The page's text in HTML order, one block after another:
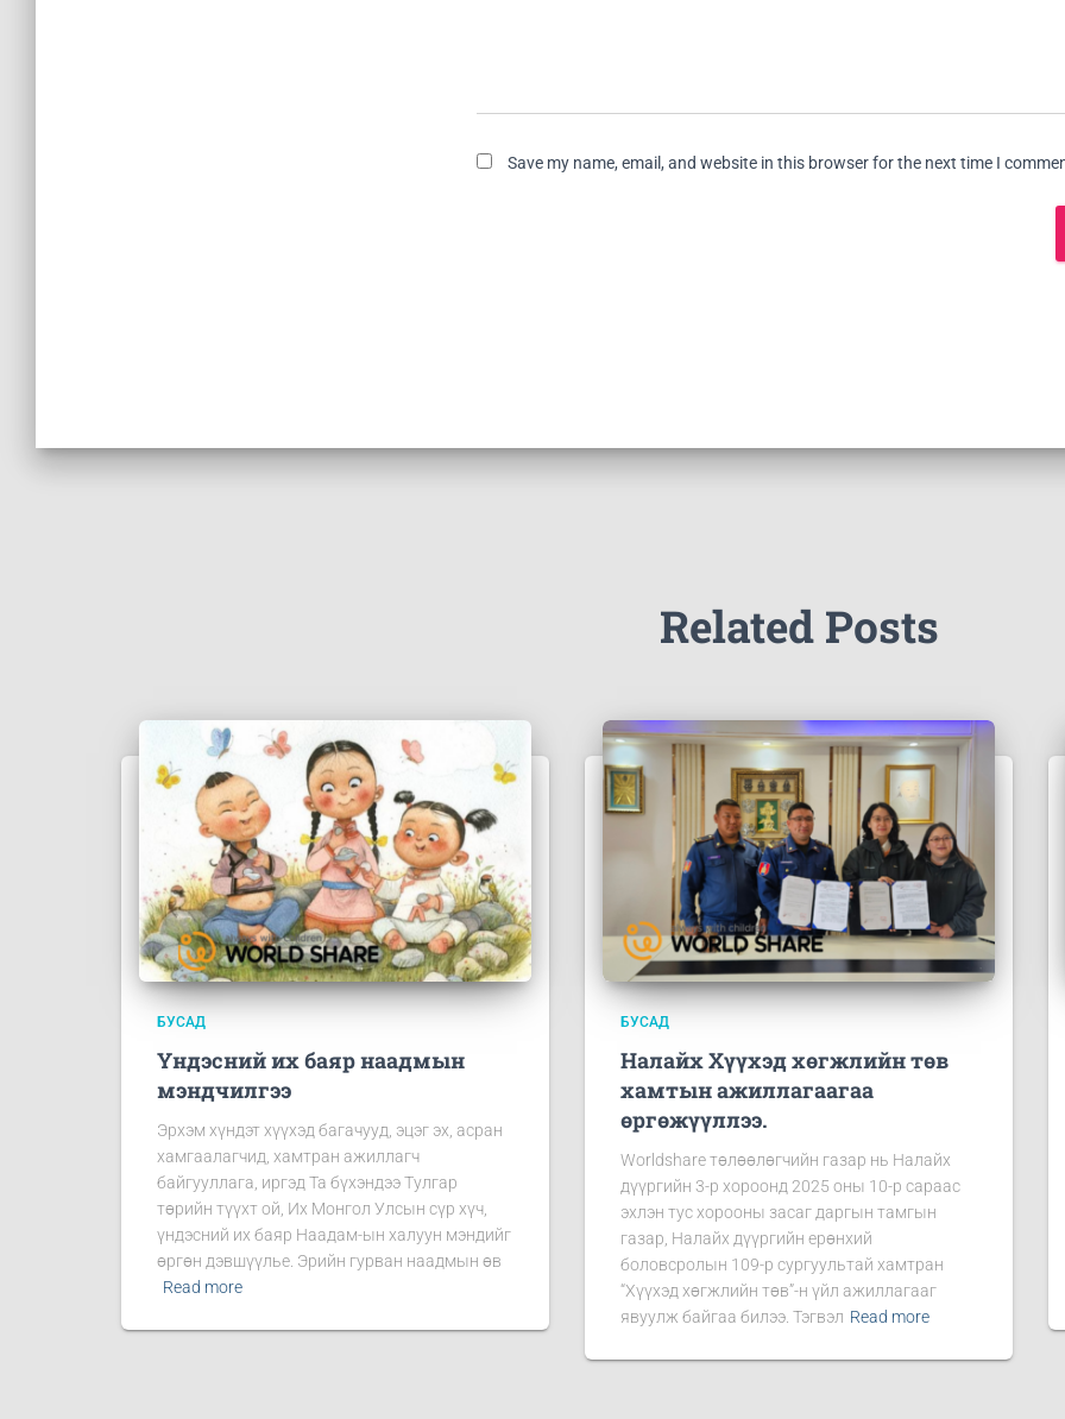
Save my name, email, and website in this browser for the next time I
Related Posts
БУСАД
Үндэсний их баяр наадмын
мэндчилгээ
Эрхэм хүндэт хүүхэд багачууд, эцэг эх, асран
хамгаалагчид, хамтран ажиллагч
байгууллага, иргэд Та бүхэндээ Тулгар
төрийн түүхт ой, Их Монгол Улсын сүр хүч,
үндэсний их баяр Наадам-ын халуун мэндийг
өргөн дэвшүүлье. Эрийн гурван наадмын өв
Read more
БУСАД
Налайх Хүүхэд хөгжлийн төв
хамтын ажиллагаагаа
өргөжүүллээ.
Worldshare төлөөлөгчийн газар нь Налайх
дүүргийн 3-р хороонд 2025 оны 10-р сараас
эхлэн тус хорооны засаг даргын тамгын
газар, Налайх дүүргийн ерөнхий
боловсролын 109-р сургуультай хамтран
“Хүүхэд хөгжлийн төв”-н үйл ажиллагааг
явуулж байгаа билээ. Тэгвэл Read more